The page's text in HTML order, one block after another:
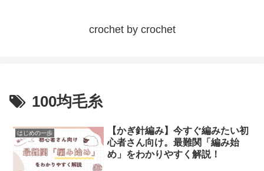
crochet by crochet
100均毛糸
はじめの一歩
【かぎ針編み】今すぐ編みたい初
心者さん向け。最難関「編み始
め」をわかりやすく解説！